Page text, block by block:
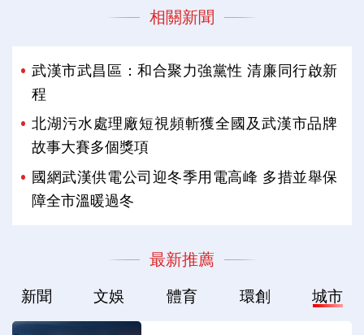
相關新聞
武漢市武昌區：和合聚力強黨性 清廉同行啟新
程
北湖污水處理廠短視頻斬獲全國及武漢市品牌
故事大賽多個獎項
國網武漢供電公司迎冬季用電高峰 多措並舉保
障全市溫暖過冬
最新推薦
新聞 文娛 體育 環創 城市